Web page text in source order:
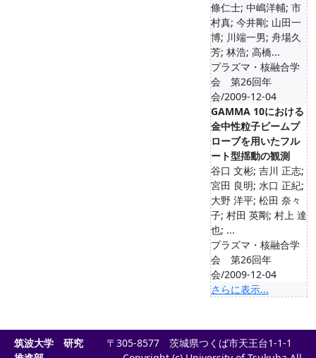
條仁士; 中嶋洋輔; 市
村真; 今井剛; 山田一
博; 川端一男; 舟場久
芳; 林浩; 高橋...
プラズマ・核融合学
会 第26回年
会/2009-12-04
GAMMA 10における
金中性粒子ビームプ
ローブを用いたフル
ート型揺動の観測
谷口 文彬; 吉川 正志;
宮田 良明; 水口 正紀;
大野 洋平; 松田 奈々
子; 村田 英剛; 村上 達
也; ...
プラズマ・核融合学
会 第26回年
会/2009-12-04
さらに表示...
筑波大学 研究
〒305-8577 茨城県つくば市天王台1-1-1